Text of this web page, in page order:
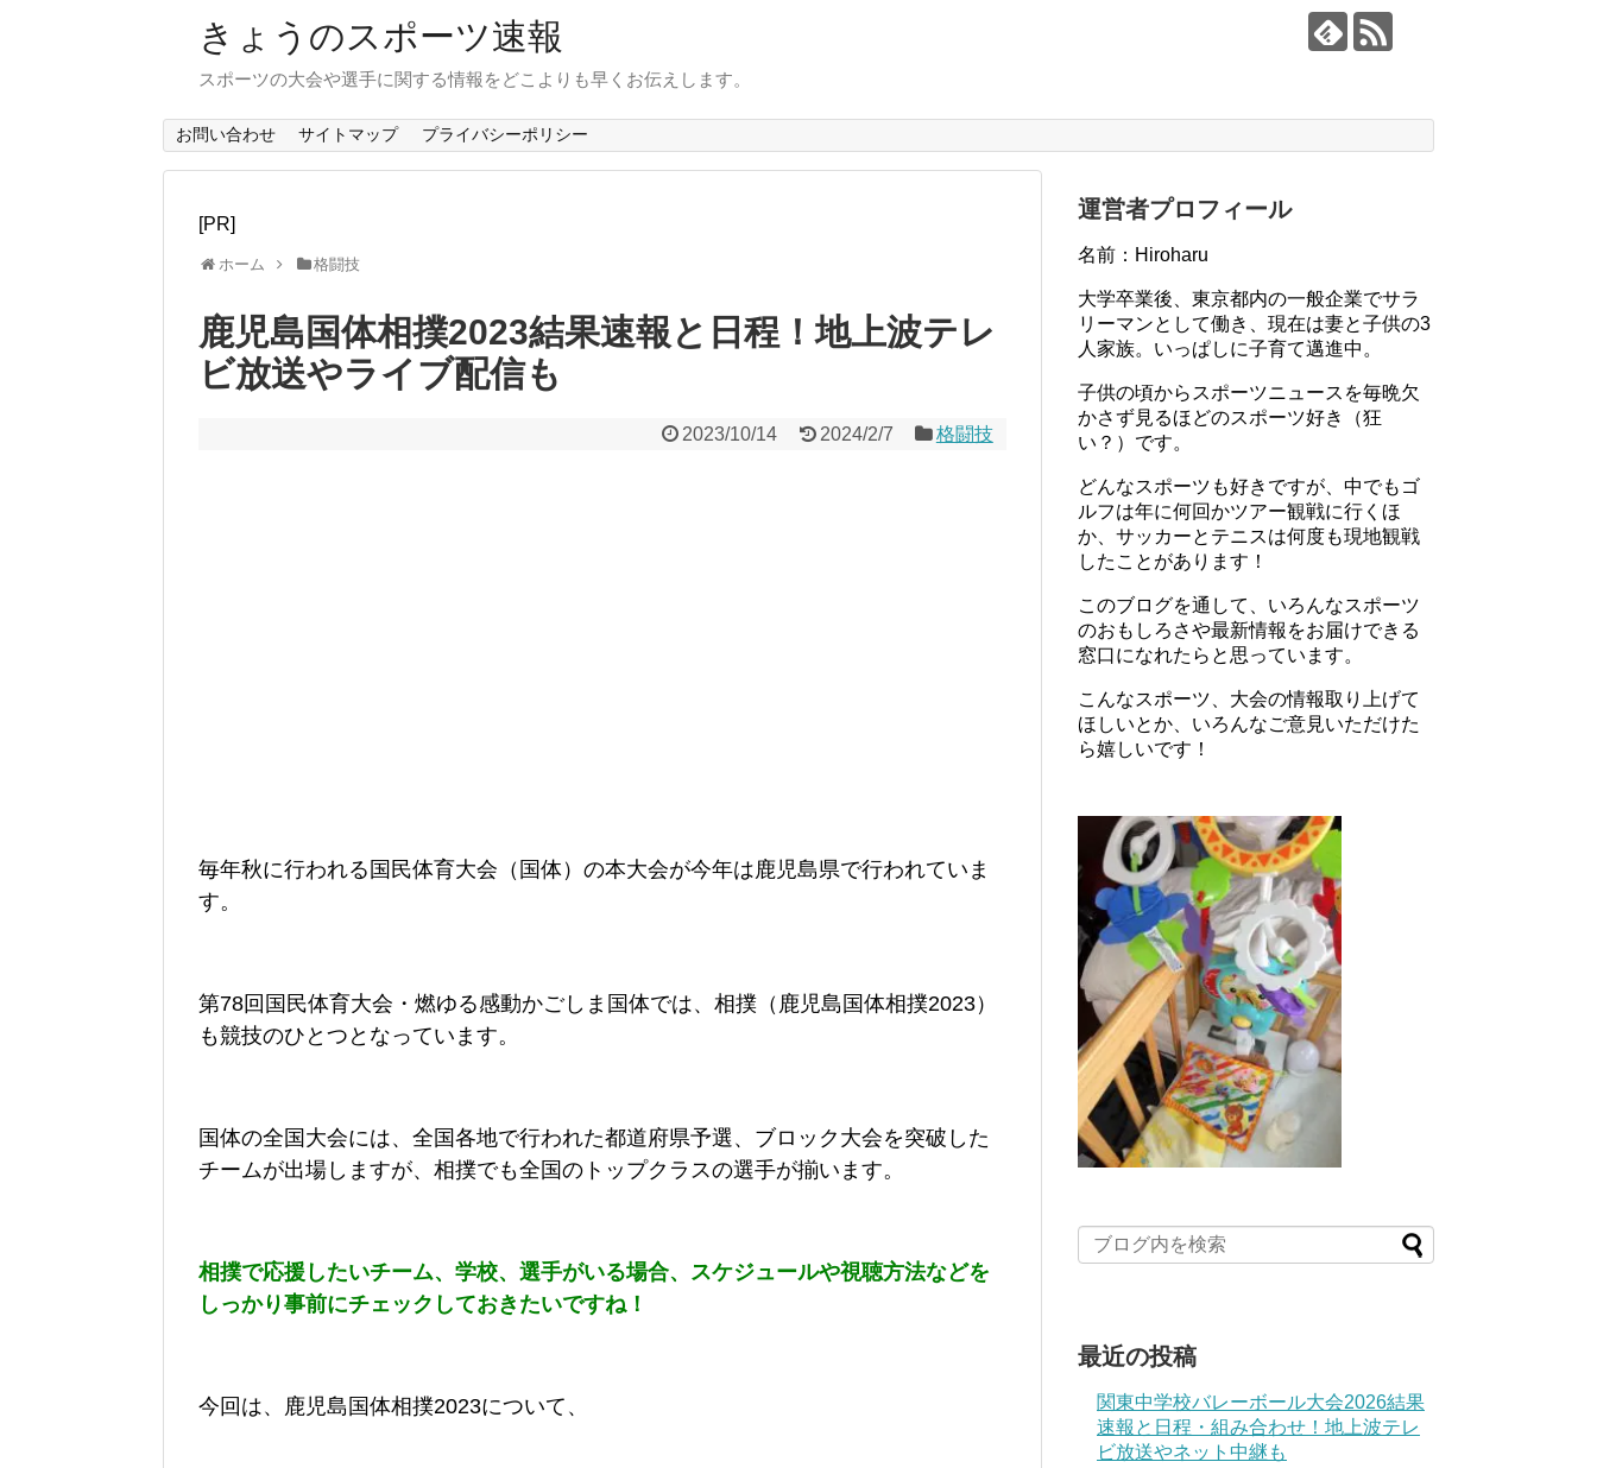
きょうのスポーツ速報
スポーツの大会や選手に関する情報をどこよりも早くお伝えします。
お問い合わせ サイトマップ プライバシーポリシー
[PR]
ホーム 格闘技
鹿児島国体相撲2023結果速報と日程！地上波テレ
ビ放送やライブ配信も
2023/10/14 2024/2/7 格闘技
毎年秋に行われる国民体育大会（国体）の本大会が今年は鹿児島県で行われていま
す。
第78回国民体育大会・燃ゆる感動かごしま国体では、相撲 （鹿児島国体相撲2023）
も競技のひとつとなっています。
国体の全国大会には、全国各地で行われた都道府県予選、ブロック大会を突破した
チームが出場しますが、相撲でも全国のトップクラスの選手が揃います。
相撲で応援したいチーム、学校、選手がいる場合、スケジュールや視聴方法などを
しっかり事前にチェックしておきたいですね！
今回は、鹿児島国体相撲2023について、
運営者プロフィール
名前：Hiroharu
大学卒業後、東京都内の一般企業でサラ
リーマンとして働き、現在は妻と子供の3
人家族。いっぱしに子育て邁進中。
子供の頃からスポーツニュースを毎晩欠
かさず見るほどのスポーツ好き（狂
い？）です。
どんなスポーツも好きですが、中でもゴ
ルフは年に何回かツアー観戦に行くほ
か、サッカーとテニスは何度も現地観戦
したことがあります！
このブログを通して、いろんなスポーツ
のおもしろさや最新情報をお届けできる
窓口になれたらと思っています。
こんなスポーツ、大会の情報取り上げて
ほしいとか、いろんなご意見いただけた
ら嬉しいです！
最近の投稿
関東中学校バレーボール大会2026結果
速報と日程・組み合わせ！地上波テレ
ビ放送やネット中継も